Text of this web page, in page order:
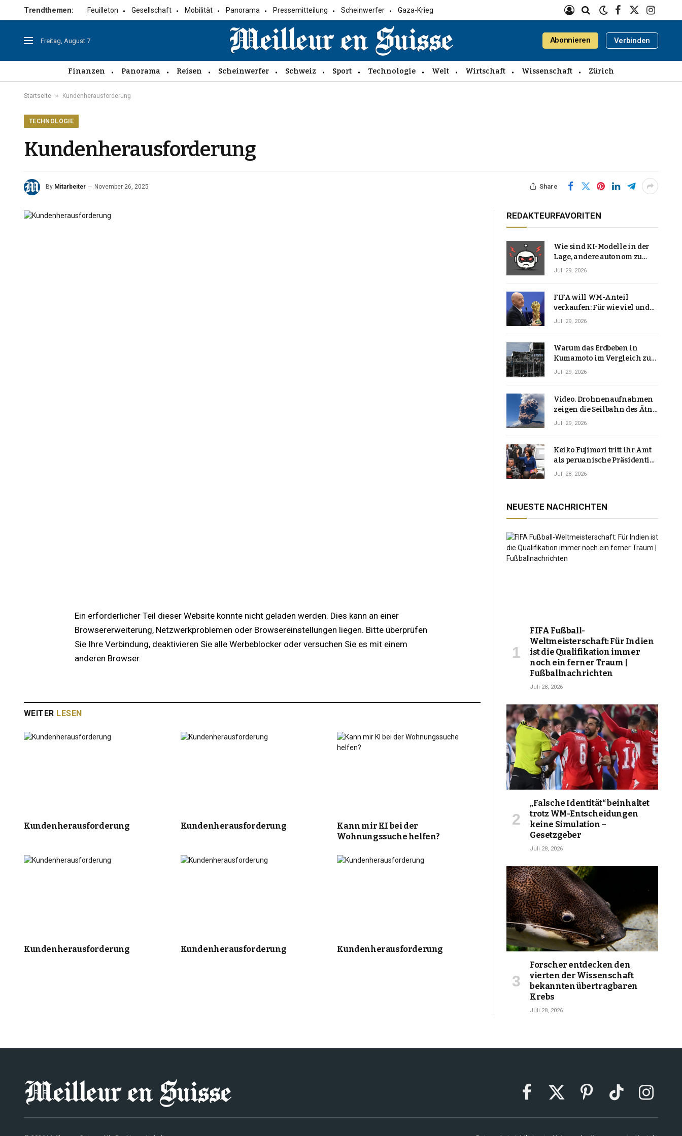
Trendthemen: Feuilleton Gesellschaft Mobilität Panorama Pressemitteilung Scheinwerfer Gaza-Krieg
Facebook
X
Freitag, August 7 Abonnieren Verbinden
Finanzen Panorama Reisen Scheinwerfer Schweiz Sport Technologie Welt Wirtschaft Wissenschaft Zürich
Startseite » Kundenherausforderung
TECHNOLOGIE
Kundenherausforderung
By Mitarbeiter November 26, 2025 Share
Ein erforderlicher Teil dieser Website konnte nicht geladen werden. Dies kann an einer
Browsererweiterung, Netzwerkproblemen oder Browsereinstellungen liegen. Bitte überprüfen
Sie Ihre Verbindung, deaktivieren Sie alle Werbeblocker oder versuchen Sie es mit einem
anderen Browser.
WEITER LESEN
Kundenherausforderung Kundenherausforderung
Kann mir KI bei der
Wohnungssuche helfen?
Kundenherausforderung Kundenherausforderung Kundenherausforderung
REDAKTEURFAVORITEN
Wie sind KI-Modelle in der
Lage, andere autonom zu
hacken? | Technologie-News
Juli 29, 2026
FIFA will WM-Anteil
verkaufen: Für wie viel und
warum macht Gianni
Juli 29, 2026
Warum das Erdbeben in
Kumamoto im Vergleich zu
den meisten Erdbeben, die
Juli 29, 2026
Video. Drohnenaufnahmen
zeigen die Seilbahn des Ätna
über einer Vulkanlandschaft
Juli 29, 2026
Keiko Fujimori tritt ihr Amt
als peruanische Präsidentin
an und verspricht, das
Juli 28, 2026
NEUESTE NACHRICHTEN
FIFA Fußball-
Weltmeisterschaft: Für Indien
ist die Qualifikation immer
noch ein ferner Traum |
Fußballnachrichten
Juli 28, 2026
„Falsche Identität“ beinhaltet
trotz WM-Entscheidungen
keine Simulation –
Gesetzgeber
Juli 28, 2026
Forscher entdecken den
vierten der Wissenschaft
bekannten übertragbaren
Krebs
Juli 28, 2026
FacebookX
PinterestTikTok Instagram